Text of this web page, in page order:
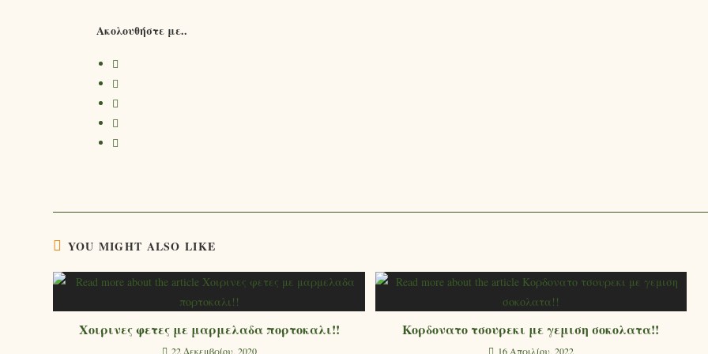
Ακολουθήστε με..
YOU MIGHT ALSO LIKE
Χοιρινες φετες με μαρμελαδα πορτοκαλι!!
22 Δεκεμβρίου, 2020
Κορδονατο τσουρεκι με γεμιση σοκολατα!!
16 Απριλίου, 2022